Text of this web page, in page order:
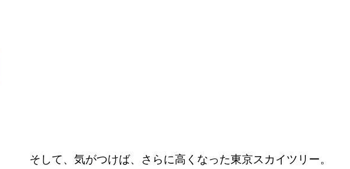
そして、気がつけば、さらに高くなった東京スカイツリー。